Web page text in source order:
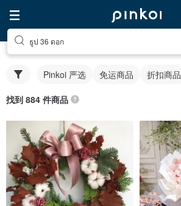
ธูป 36 ดอก
Pinkoi 严选 免运商品 折扣商品
找到 884 件商品